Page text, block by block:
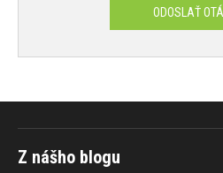
ODOSLAŤ
Z nášho blogu